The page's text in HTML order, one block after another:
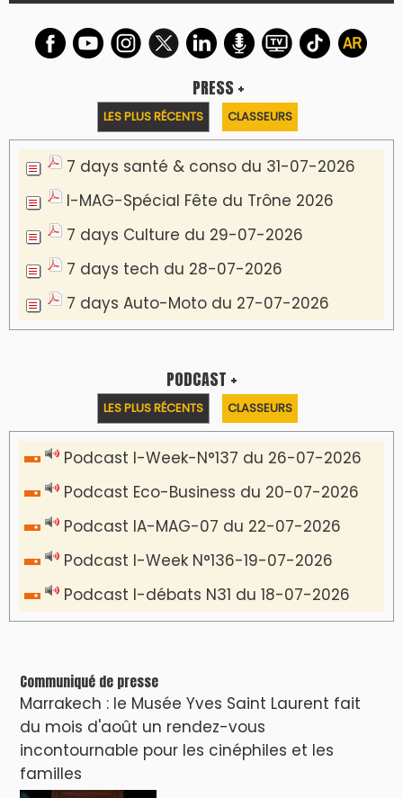
PRESS +
LES PLUS RÉCENTS CLASSEURS
7 days santé & conso du 31-07-2026
I-MAG-Spécial Fête du Trône 2026
7 days Culture du 29-07-2026
7 days tech du 28-07-2026
7 days Auto-Moto du 27-07-2026
PODCAST +
LES PLUS RÉCENTS CLASSEURS
Podcast I-Week-N°137 du 26-07-2026
Podcast Eco-Business du 20-07-2026
Podcast IA-MAG-07 du 22-07-2026
Podcast I-Week N°136-19-07-2026
Podcast I-débats N31 du 18-07-2026
Communiqué de presse
Marrakech : le Musée Yves Saint Laurent fait
du mois d'août un rendez-vous
incontournable pour les cinéphiles et les
familles